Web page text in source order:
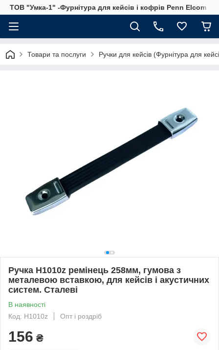
ТОВ "Умка-1" -Фурнітура для кейсів і кофрів Penn Elcom
Товари та послуги Ручки для кейсів (Фурнітура для
Ручка H1010z ремінець 258мм, гумова з
металевою вставкою, для кейсів і акустичних
систем. Сталеві
В наявності
Код: H1010z
Опт і роздріб
156 ₴